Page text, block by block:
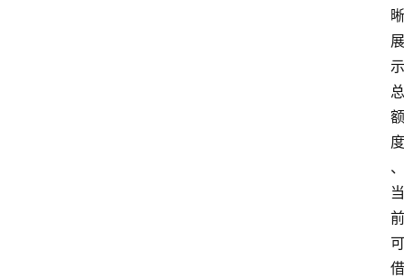
晰
展
示
总
额
度
、
当
前
可
借